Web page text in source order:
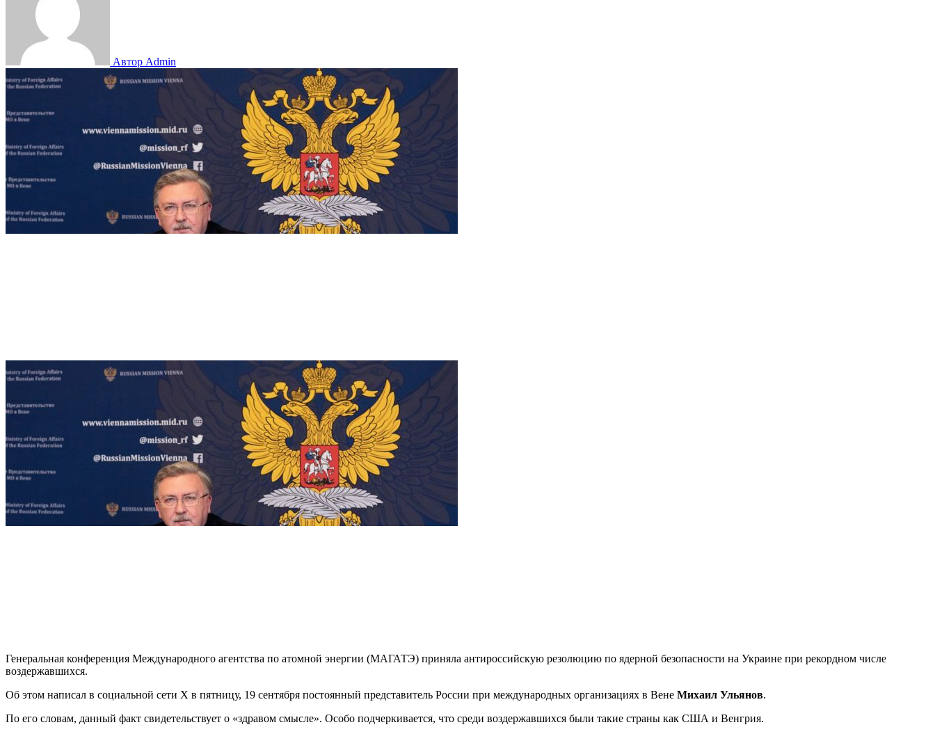
Автор Admin
Генеральная конференция Международного агентства по атомной энергии (МАГАТЭ) приняла антироссийскую резолюцию по ядерной безопасности на Украине при рекордном числе
воздержавшихся.
Об этом написал в социальной сети X в пятницу, 19 сентября постоянный представитель России при международных организациях в Вене Михаил Ульянов.
По его словам, данный факт свидетельствует о «здравом смысле». Особо подчеркивается, что среди воздержавшихся были такие страны как США и Венгрия.